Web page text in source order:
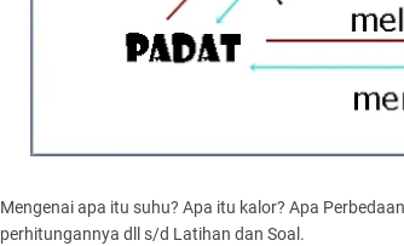
Mengenai apa itu suhu? Apa itu kalor? Apa
perhitungannya dll s/d Latihan dan Soal.